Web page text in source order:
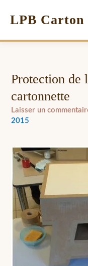
LPB Carton
Protection de
cartonnette
Laisser un
2015